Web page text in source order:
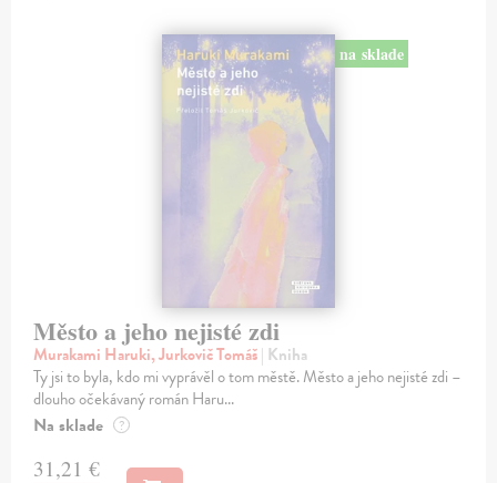
na sklade
Město a jeho nejisté zdi
Murakami Haruki, Jurkovič Tomáš| Kniha
Ty jsi to byla, kdo mi vyprávěl o tom městě. Město a jeho nejisté zdi –
dlouho očekávaný román Haru...
Na sklade ?
31,21 €